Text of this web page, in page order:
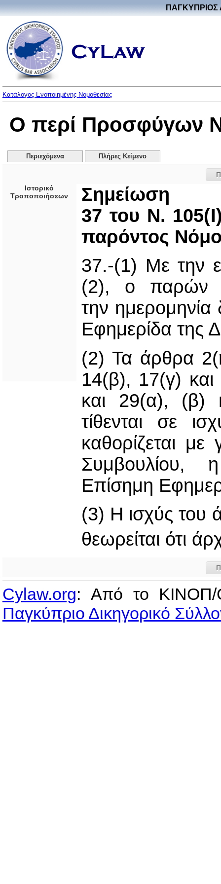
ΠΑΓΚΥΠΡΙΟΣ
Κατάλογος Ενοποιημένης Νομοθεσίας
Ο περί Προσφύγων
Περιεχόμενα Πλήρες Κείμενο
Ιστορικό
Τροποποιήσεων
Σημείωση
37 του Ν.
παρόντος
37.-(1) Με την
(2), ο παρών
την
Εφημερίδα της
(2) Τα άρθρα
14(β), 17(γ)
και 29(α), (β)
τίθενται σε
καθορίζεται
Συμβουλίου,
Επίσημη
(3) Η ισχύς του
θεωρείται ότι
Cylaw.org: Από το
Παγκύπριο Δικηγορικό